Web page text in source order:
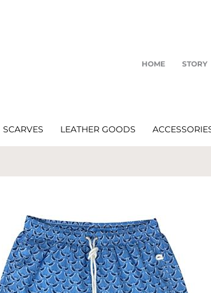
HOME STORY
SCARVES LEATHER GOODS